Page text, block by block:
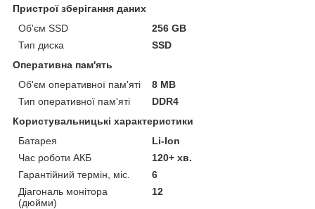
Пристрої зберігання даних
Об'єм SSD
256 GB
Тип диска
SSD
Оперативна пам'ять
Об'єм оперативної пам'яті
8 MB
Тип оперативної пам'яті
DDR4
Користувальницькі характеристики
Батарея
Li-Ion
Час роботи АКБ
120+ хв.
Гарантійний термін, міс.
6
Діагональ монітора
(дюйми)
12